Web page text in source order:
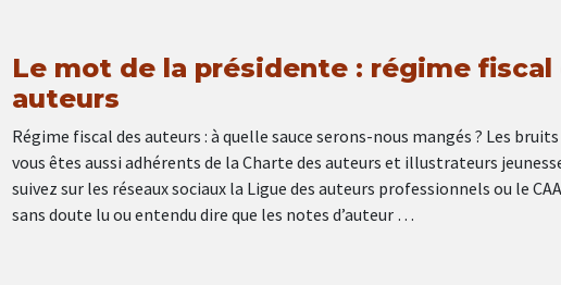
Le mot de la présidente : régime fiscal
auteurs
Régime fiscal des auteurs : à quelle sauce serons-nous mangés ? Les
vous êtes aussi adhérents de la Charte des auteurs et illustrateurs
suivez sur les réseaux sociaux la Ligue des auteurs professionnels ou le
sans doute lu ou entendu dire que les notes d’auteur …